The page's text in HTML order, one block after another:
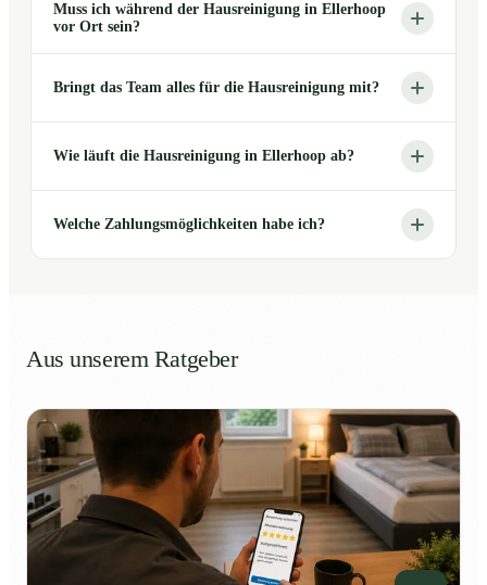
Muss ich während der Hausreinigung in Ellerhoop
vor Ort sein?
Bringt das Team alles für die Hausreinigung mit?
Wie läuft die Hausreinigung in Ellerhoop ab?
Welche Zahlungsmöglichkeiten habe ich?
Aus unserem Ratgeber